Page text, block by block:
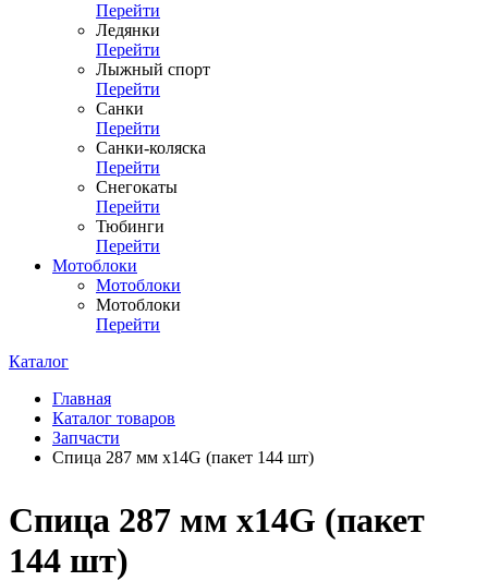
Перейти
Ледянки
Перейти
Лыжный спорт
Перейти
Санки
Перейти
Санки-коляска
Перейти
Снегокаты
Перейти
Тюбинги
Перейти
Мотоблоки
Мотоблоки
Мотоблоки
Перейти
Каталог
Главная
Каталог товаров
Запчасти
Спица 287 мм х14G (пакет 144 шт)
Спица 287 мм х14G (пакет
144 шт)